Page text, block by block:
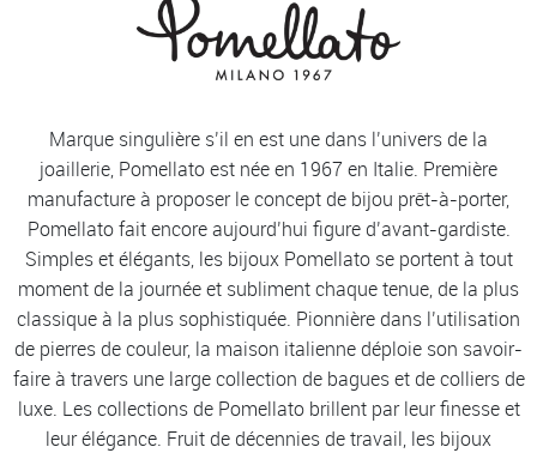
Marque singulière s’il en est une dans l’univers de la
joaillerie, Pomellato est née en 1967 en Italie. Première
manufacture à proposer le concept de bijou prêt-à-porter,
Pomellato fait encore aujourd’hui figure d’avant-gardiste.
Simples et élégants, les bijoux Pomellato se portent à tout
moment de la journée et subliment chaque tenue, de la plus
classique à la plus sophistiquée. Pionnière dans l’utilisation
de pierres de couleur, la maison italienne déploie son savoir-
faire à travers une large collection de bagues et de colliers de
luxe. Les collections de Pomellato brillent par leur finesse et
leur élégance. Fruit de décennies de travail, les bijoux